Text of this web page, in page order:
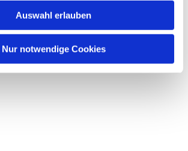
Auswahl erlauben
Nur notwendige Cookies